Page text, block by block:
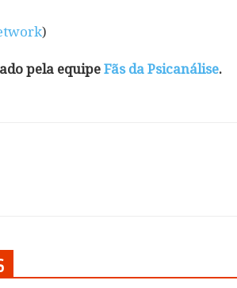
)
pela equipeFãs da Psicanálise.